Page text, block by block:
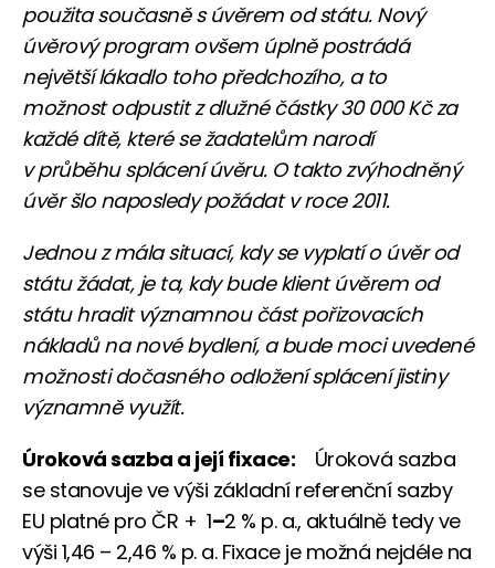
použita současně s úvěrem od státu. Nový
úvěrový program ovšem úplně postrádá
největší lákadlo toho předchozího, a to
možnost odpustit z dlužné částky 30 000 Kč za
každé dítě, které se žadatelům narodí
v průběhu splácení úvěru. O takto zvýhodněný
úvěr šlo naposledy požádat v roce 2011.
Jednou z mála situací, kdy se vyplatí o úvěr od
státu žádat, je ta, kdy bude klient úvěrem od
státu hradit významnou část pořizovacích
nákladů na nové bydlení, a bude moci uvedené
možnosti dočasného odložení splácení jistiny
významně využít.
Úroková sazba a její fixace: Úroková sazba
se stanovuje ve výši základní referenční sazby
EU platné pro ČR + 1–2 % p. a., aktuálně tedy ve
výši 1,46 – 2,46 % p. a. Fixace je možná nejdéle na